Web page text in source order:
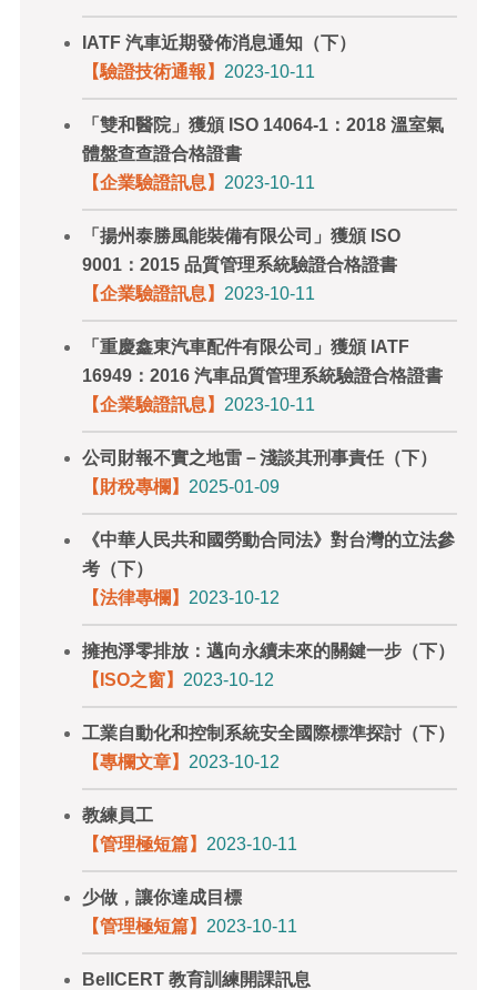
IATF 汽車近期發佈消息通知（下）
【驗證技術通報】 2023-10-11
「雙和醫院」獲頒 ISO 14064-1：2018 溫室氣
體盤查查證合格證書
【企業驗證訊息】 2023-10-11
「揚州泰勝風能裝備有限公司」獲頒 ISO
9001：2015 品質管理系統驗證合格證書
【企業驗證訊息】 2023-10-11
「重慶鑫東汽車配件有限公司」獲頒 IATF
16949：2016 汽車品質管理系統驗證合格證書
【企業驗證訊息】 2023-10-11
公司財報不實之地雷－淺談其刑事責任（下）
【財稅專欄】 2025-01-09
《中華人民共和國勞動合同法》對台灣的立法參
考（下）
【法律專欄】 2023-10-12
擁抱淨零排放：邁向永續未來的關鍵一步（下）
【ISO之窗】 2023-10-12
工業自動化和控制系統安全國際標準探討（下）
【專欄文章】 2023-10-12
教練員工
【管理極短篇】 2023-10-11
少做，讓你達成目標
【管理極短篇】 2023-10-11
BellCERT 教育訓練開課訊息